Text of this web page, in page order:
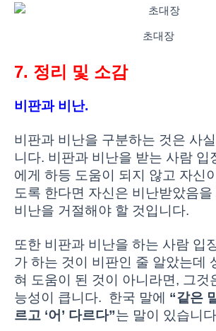
초대장
7. 정리 및 소감
비판과 비난.
비판과 비난을 구분하는 것은 사
니다. 비판과 비난을 받는 사람 입
에게 하등 도움이 되지 않고 자신
도록 한다면 자신은 비난받았음을
비난을 거절해야 할 것입니다.
또한 비판과 비난을 하는 사람 입
가 하는 것이 비판인 줄 알았는데
혀 도움이 된 것이 아니라면, 그것
능성이 큽니다. 한국 말에 “같은
르고 ‘어’ 다르다”는 말이 있습니